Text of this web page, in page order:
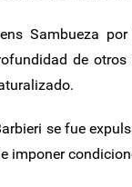
Sambueza
de
se fue
imponer